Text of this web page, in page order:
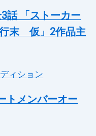
話 「ストーカー
末 仮」2作品主
ィション
トメンバーオー